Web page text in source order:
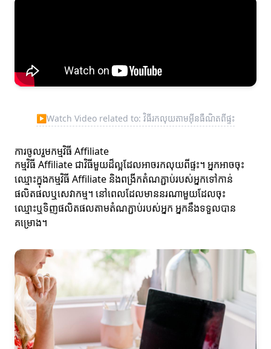
▶Watch Video related to: វិធីរកលុយតាមអ៊ីនធឺណិតពីផ្ទះ
ការចូលរួមកម្មវិធី Affiliate
កម្មវិធី Affiliate ជាវិធីមួយដ៏ល្អដែលអាចរកលុយពីផ្ទះ។ អ្នកអាចចុះ
ឈ្មោះក្នុងកម្មវិធី Affiliate និងពង្រីកតំណភ្ជាប់របស់អ្នកទៅកាន់
ផលិតផលឬសេវាកម្ម។ នៅពេលដែលមាននរណាមួយដែលចុះ
ឈ្មោះឬទិញផលិតផលតាមតំណភ្ជាប់របស់អ្នក អ្នកនឹងទទួលបាន
គម្រោង។